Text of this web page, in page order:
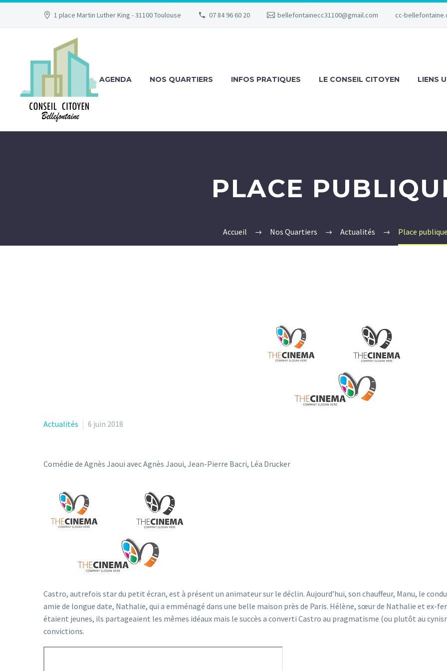
1 place Martin Luther King - 31100 Toulouse 07 84 96 60 20 bellefontainecc31100@gmail.com cc-
AGENDA NOS QUARTIERS INFOS PRATIQUES LE CONSEIL CITOYEN LIENS
PLACE
Accueil Nos Quartiers Actualités Place publique
Actualités 6 juin 2018
Comédie de Agnès Jaoui avec Agnès Jaoui, Jean-Pierre Bacri, Léa Drucker
Castro, autrefois star du petit écran, est à présent un animateur sur le déclin. Aujourd’hui, son chauffeur, Manu, le
amie de longue date, Nathalie, qui a emménagé dans une belle maison près de Paris. Hélène, sœur de Nathalie et ex-
étaient jeunes, ils partageaient les mêmes idéaux mais le succès a converti Castro au pragmatisme (ou plutôt au
convictions.